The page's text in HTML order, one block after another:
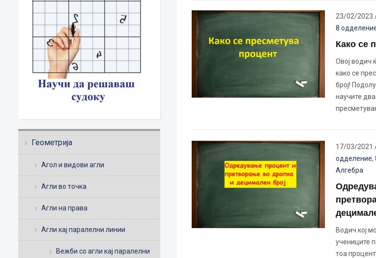
Геометрија
Агол и видови агли
Агли во точка
Агли на права
Агли кај паралелни линии
Вежби со агли кај паралелни
23/02/2023
8
Како се
Овој водич
како се
број!
научите
17/03/2021
одделение,
Алгебра
Водич кој
учениците
тоа